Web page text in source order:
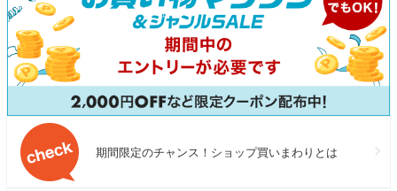
期間限定のチャンス！ショップ買いまわりとは